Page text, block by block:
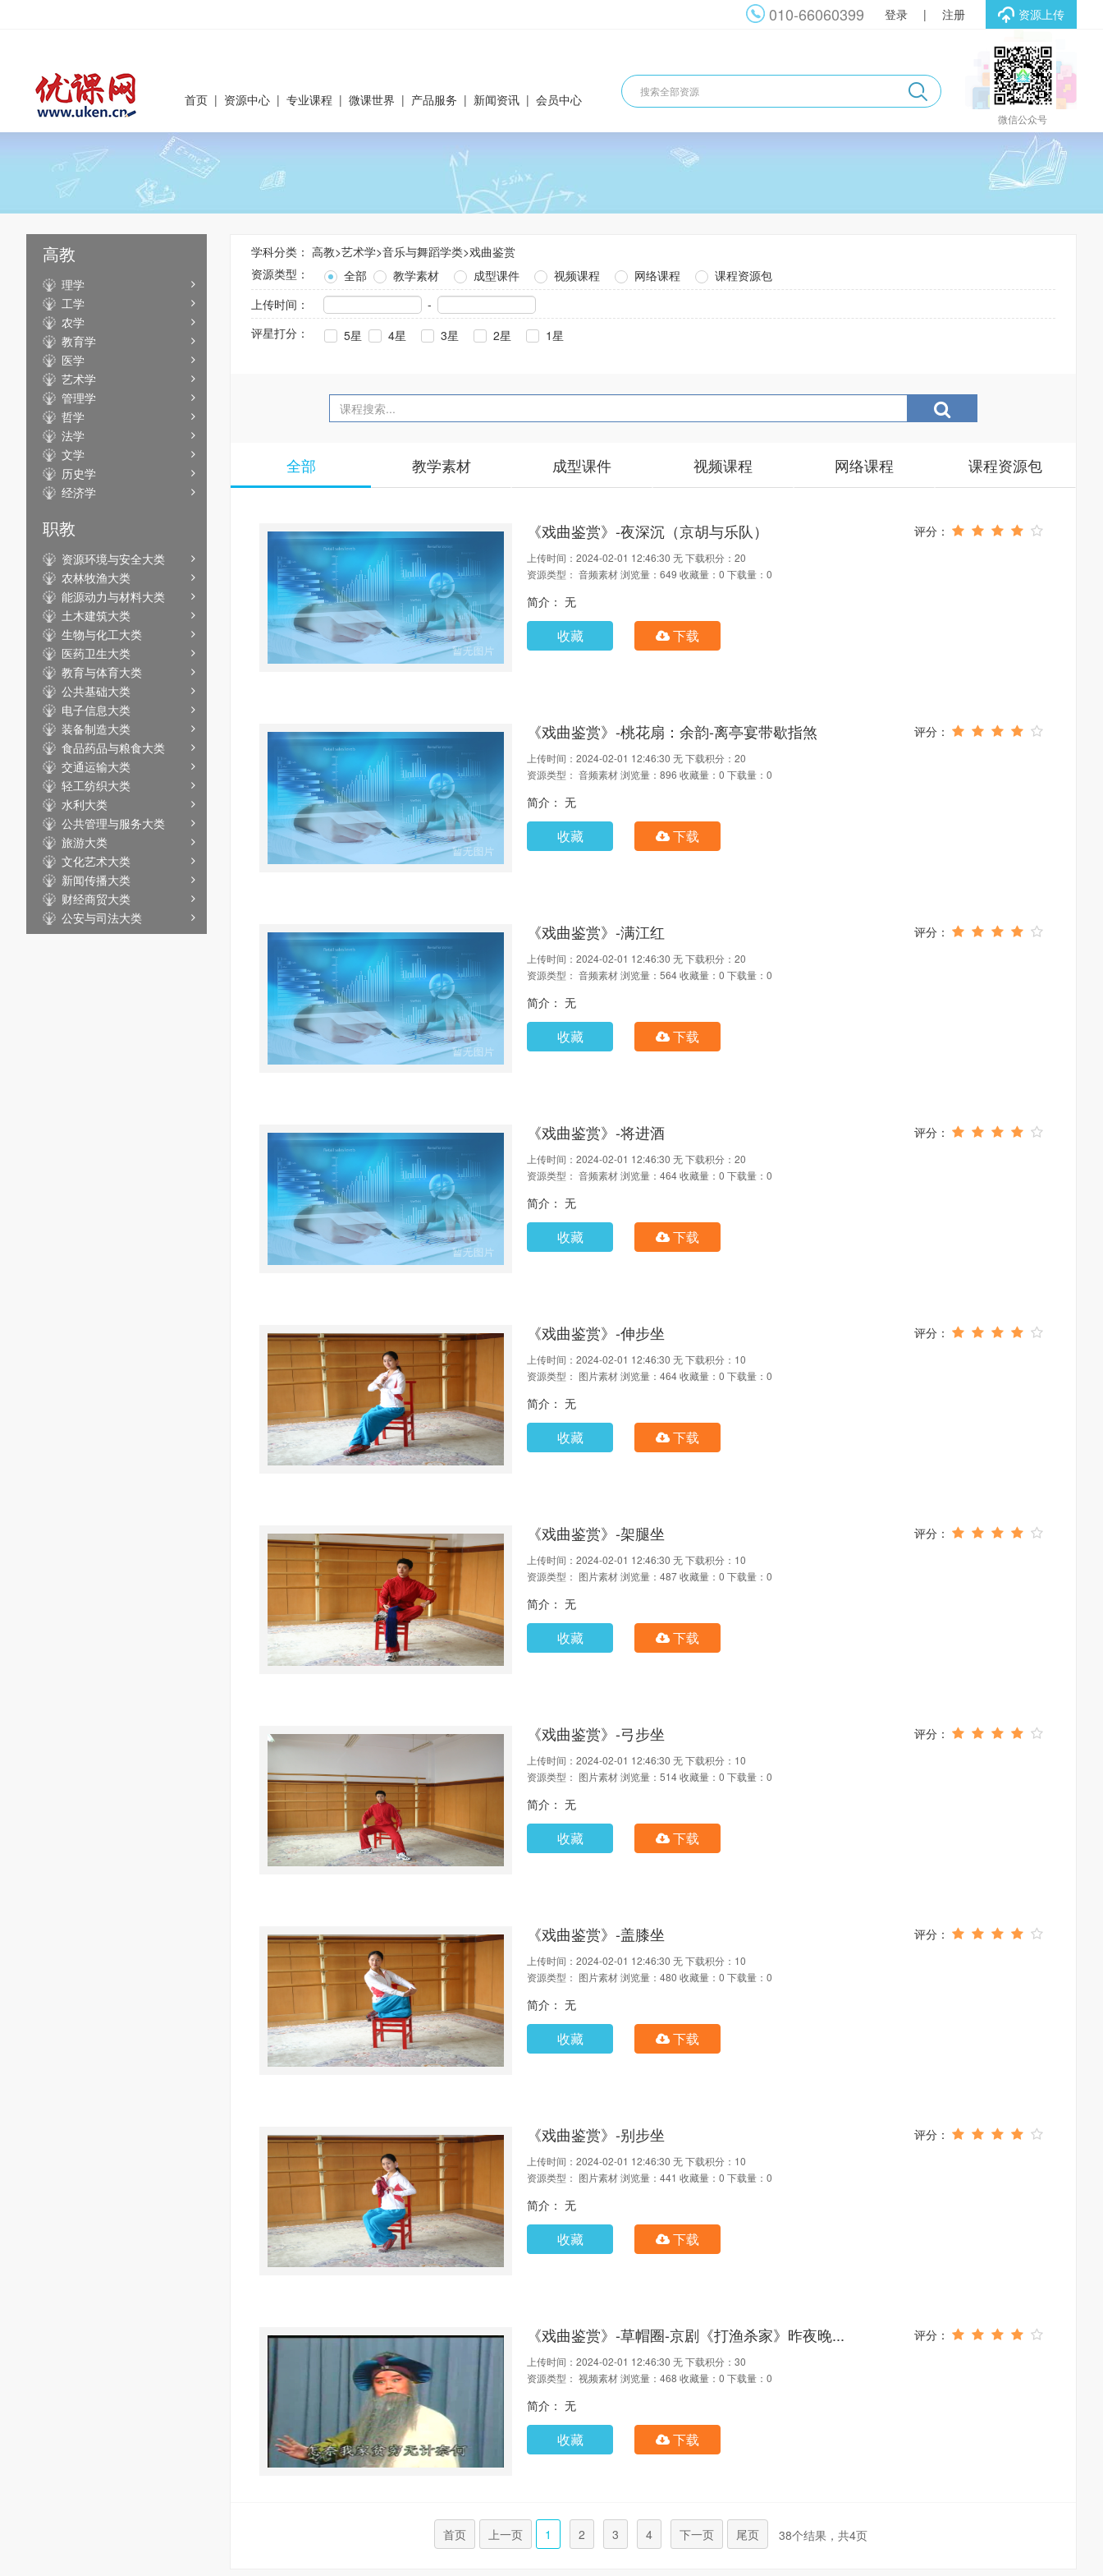
资源上传
登录 | 注册
010-66060399
微信公众号
首页 | 资源中心 | 专业课程 | 微课世界 | 产品服务 | 新闻资讯 | 会员中心
高教
理学
工学
农学
教育学
医学
艺术学
管理学
哲学
法学
文学
历史学
经济学
职教
资源环境与安全大类
农林牧渔大类
能源动力与材料大类
土木建筑大类
生物与化工大类
医药卫生大类
教育与体育大类
公共基础大类
电子信息大类
装备制造大类
食品药品与粮食大类
交通运输大类
轻工纺织大类
水利大类
公共管理与服务大类
旅游大类
文化艺术大类
新闻传播大类
财经商贸大类
公安与司法大类
学科分类： 高教>艺术学>音乐与舞蹈学类>戏曲鉴赏
资源类型：
全部 教学素材 成型课件 视频课程 网络课程
课程资源包
上传时间：
-
评星打分：
5星 4星 3星 2星 1星
全部 教学素材 成型课件 视频课程 网络课程 课程资源包
《戏曲鉴赏》-夜深沉（京胡与乐队）
上传时间：2024-02-01 12:46:30 无下载积分：20
资源类型： 音频素材浏览量：649 收藏量：0 下载量：0
简介： 无
收藏 下载
《戏曲鉴赏》-桃花扇：余韵-离亭宴带歇指煞
上传时间：2024-02-01 12:46:30 无下载积分：20
资源类型： 音频素材浏览量：896 收藏量：0 下载量：0
简介： 无
收藏 下载
《戏曲鉴赏》-满江红
上传时间：2024-02-01 12:46:30 无下载积分：20
资源类型： 音频素材浏览量：564收藏量：0 下载量：0
简介： 无
收藏 下载
《戏曲鉴赏》-将进酒
上传时间：2024-02-01 12:46:30 无下载积分：20
资源类型： 音频素材浏览量：464收藏量：0 下载量：0
简介： 无
收藏 下载
《戏曲鉴赏》-伸步坐
上传时间：2024-02-01 12:46:30 无下载积分：10
资源类型： 图片素材浏览量：464收藏量：0 下载量：0
简介： 无
收藏 下载
《戏曲鉴赏》-架腿坐
上传时间：2024-02-01 12:46:30 无下载积分：10
资源类型： 图片素材浏览量：487收藏量：0 下载量：0
简介： 无
收藏 下载
《戏曲鉴赏》-弓步坐
上传时间：2024-02-01 12:46:30 无下载积分：10
资源类型： 图片素材浏览量：514收藏量：0 下载量：0
简介： 无
收藏 下载
《戏曲鉴赏》-盖膝坐
上传时间：2024-02-01 12:46:30 无下载积分：10
资源类型： 图片素材浏览量：480 收藏量：0 下载量：0
简介： 无
收藏 下载
《戏曲鉴赏》-别步坐
上传时间：2024-02-01 12:46:30 无下载积分：10
资源类型： 图片素材浏览量：441 收藏量：0 下载量：0
简介： 无
收藏 下载
《戏曲鉴赏》-草帽圈-京剧《打渔杀家》昨夜晚...
上传时间：2024-02-01 12:46:30 无下载积分：30
资源类型： 视频素材浏览量：468 收藏量：0 下载量：0
简介： 无
收藏 下载
首页 上一页 1 2 3 4 下一页 尾页 38个结果，共4页